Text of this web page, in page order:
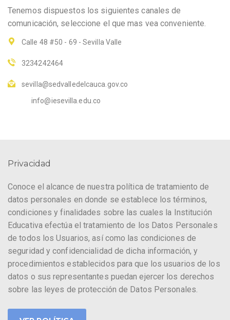
Tenemos dispuestos los siguientes canales de
comunicación, seleccione el que mas vea conveniente.
Calle 48 #50 - 69 - Sevilla Valle
3234242464
sevilla@sedvalledelcauca.gov.co
info@iesevilla.edu.co
Privacidad
Conoce el alcance de nuestra política de tratamiento de
datos personales en donde se establece los términos,
condiciones y finalidades sobre las cuales la Institución
Educativa efectúa el tratamiento de los Datos Personales
de todos los Usuarios, así como las condiciones de
seguridad y confidencialidad de dicha información, y
procedimientos establecidos para que los usuarios de los
datos o sus representantes puedan ejercer los derechos
sobre las leyes de protección de Datos Personales.